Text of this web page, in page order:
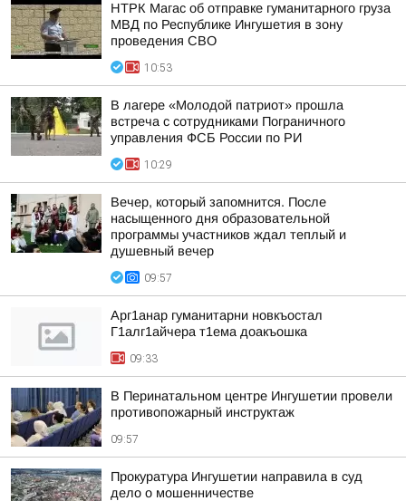
НТРК Магас об отправке гуманитарного груза
МВД по Республике Ингушетия в зону
проведения СВО
10:53
В лагере «Молодой патриот» прошла
встреча с сотрудниками Пограничного
управления ФСБ России по РИ
10:29
Вечер, который запомнится. После
насыщенного дня образовательной
программы участников ждал теплый и
душевный вечер
09:57
Арг1анар гуманитарни новкъостал
Г1алг1айчера т1ема доакъошка
09:33
В Перинатальном центре Ингушетии провели
противопожарный инструктаж
09:57
Прокуратура Ингушетии направила в суд
дело о мошенничестве